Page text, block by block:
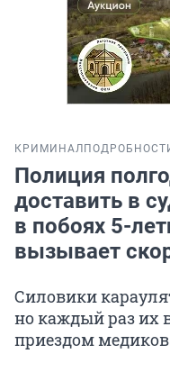
КРИМИНАЛ
Полиция
доставить в
в побоях 5-
вызывает
Силовики
но каждый раз их
приездом медиков